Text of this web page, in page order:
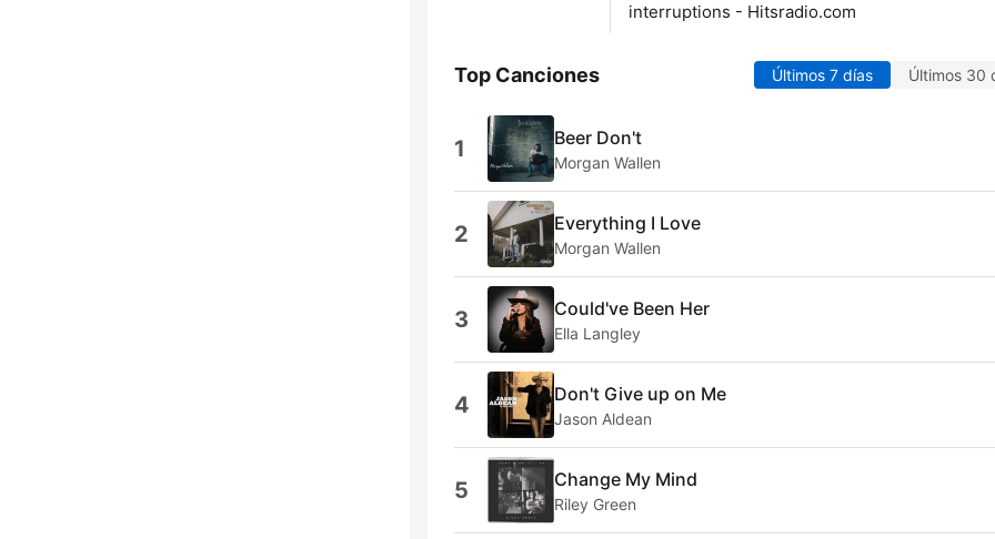
interruptions - Hitsradio.com
Top Canciones Últimos 7 días Últimos 30
1 Beer Don't
Morgan Wallen
2 Everything I Love
Morgan Wallen
3 Could've Been Her
Ella Langley
4 Don't Give up on Me
Jason Aldean
5 Change My Mind
Riley Green